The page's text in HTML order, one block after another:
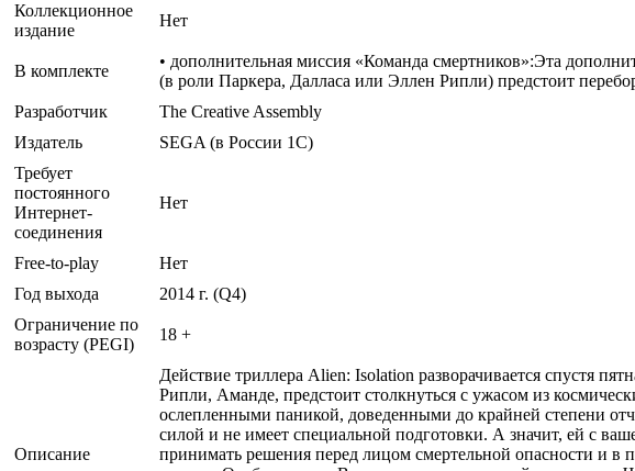
Коллекционное
издание
Нет
В комплекте
• дополнительная миссия «Команда смертников»:Эта
(в роли Паркера, Далласа или Эллен Рипли) предстоит
Разработчик
The Creative Assembly
Издатель
SEGA (в России 1C)
Требует
постоянного
Интернет-
соединения
Нет
Free-to-play
Нет
Год выхода
2014 г. (Q4)
Ограничение по
возрасту (PEGI)
18 +
Описание
Действие триллера Alien: Isolation разворачивается спустя
Рипли, Аманде, предстоит столкнуться с ужасом из
ослепленными паникой, доведенными до крайней степени
силой и не имеет специальной подготовки. А значит, ей с
принимать решения перед лицом смертельной опасности и в